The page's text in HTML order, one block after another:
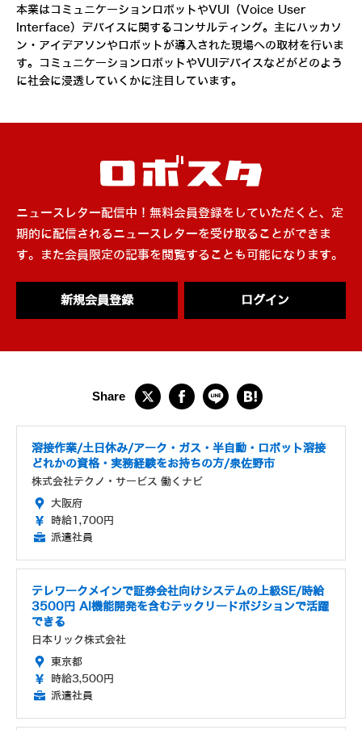
本業はコミュニケーションロボットやVUI（Voice User
Interface）デバイスに関するコンサルティング。主にハッカソ
ン・アイデアソンやロボットが導入された現場への取材を行いま
す。コミュニケーションロボットやVUIデバイスなどがどのよう
に社会に浸透していくかに注目しています。
ニュースレター配信中！無料会員登録をしていただくと、定
期的に配信されるニュースレターを受け取ることができま
す。また会員限定の記事を閲覧することも可能になります。
新規会員登録 ログイン
溶接作業/土日休み/アーク・ガス・半自動・ロボット溶接
どれかの資格・実務経験をお持ちの方/泉佐野市
株式会社テクノ・サービス 働くナビ
大阪府
時給1,700円
派遣社員
テレワークメインで証券会社向けシステムの上級SE/時給
3500円 AI機能開発を含むテックリードポジションで活躍
できる
日本リック株式会社
東京都
時給3,500円
派遣社員